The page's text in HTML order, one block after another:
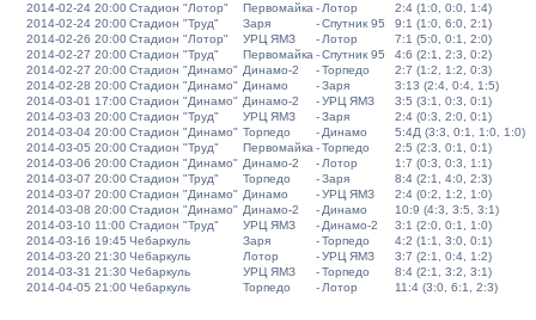
2014-02-24 20:00Стадион "Лотор" Первомайка - Лотор
2:4 (1:0, 0:0, 1:4)
2014-02-24 20:00Стадион "Труд" Заря -Спутник 95
9:1 (1:0, 6:0, 2:1)
2014-02-26 20:00Стадион "Лотор" УРЦ ЯМЗ - Лотор
7:1 (5:0, 0:1, 2:0)
2014-02-27 20:00Стадион "Труд" Первомайка -Спутник 95
4:6 (2:1, 2:3, 0:2)
2014-02-27 20:00Стадион "Динамо" Динамо-2 -Торпедо
2:7 (1:2, 1:2, 0:3)
2014-02-28 20:00Стадион "Динамо" Динамо -Заря
3:13 (2:4, 0:4, 1:5)
2014-03-01 17:00Стадион "Динамо" Динамо-2 -УРЦ ЯМЗ
3:5 (3:1, 0:3, 0:1)
2014-03-03 20:00Стадион "Труд" УРЦ ЯМЗ -Заря
2:4 (0:3, 2:0, 0:1)
2014-03-04 20:00Стадион "Динамо" Торпедо - Динамо
5:4Д (3:3, 0:1, 1:0, 1:0)
2014-03-05 20:00Стадион "Труд" Первомайка -Торпедо
2:5 (2:3, 0:1, 0:1)
2014-03-06 20:00Стадион "Динамо" Динамо-2 - Лотор
1:7 (0:3, 0:3, 1:1)
2014-03-07 20:00Стадион "Труд" Торпедо -Заря
8:4 (2:1, 4:0, 2:3)
2014-03-07 20:00Стадион "Динамо" Динамо -УРЦ ЯМЗ
2:4 (0:2, 1:2, 1:0)
2014-03-08 20:00Стадион "Динамо" Динамо-2 - Динамо
10:9 (4:3, 3:5, 3:1)
2014-03-10 11:00 Стадион "Труд" УРЦ ЯМЗ - Динамо-2
3:1 (2:0, 0:1, 1:0)
2014-03-16 19:45 Чебаркуль Заря -Торпедо
4:2 (1:1, 3:0, 0:1)
2014-03-20 21:30Чебаркуль Лотор -УРЦ ЯМЗ
3:7 (2:1, 0:4, 1:2)
2014-03-31 21:30Чебаркуль УРЦ ЯМЗ -Торпедо
8:4 (2:1, 3:2, 3:1)
2014-04-05 21:00Чебаркуль Торпедо - Лотор 11:4 (3:0, 6:1, 2:3)